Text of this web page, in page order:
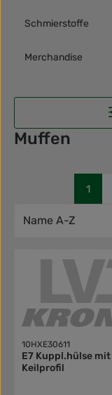
Schmierstoffe
Merchandise
Muffen
Seite
1
10HXE30611
E7 Kuppl.hülse mit
Keilprofil